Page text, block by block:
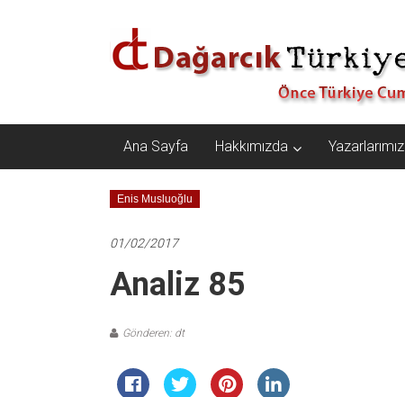
Dağarcık
Türkiye
Türkiye
Cumhuriyeti…
Ana Sayfa Hakkımızda Yazarlarımız
Enis Musluoğlu
01/02/2017
Analiz 85
Gönderen: dt